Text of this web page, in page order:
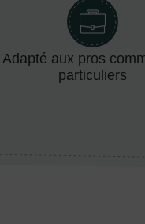
Adapté aux pros
particuliers